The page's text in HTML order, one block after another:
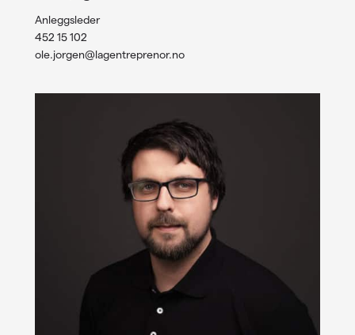
Anleggsleder
452 15 102
ole.jorgen@lagentreprenor.no